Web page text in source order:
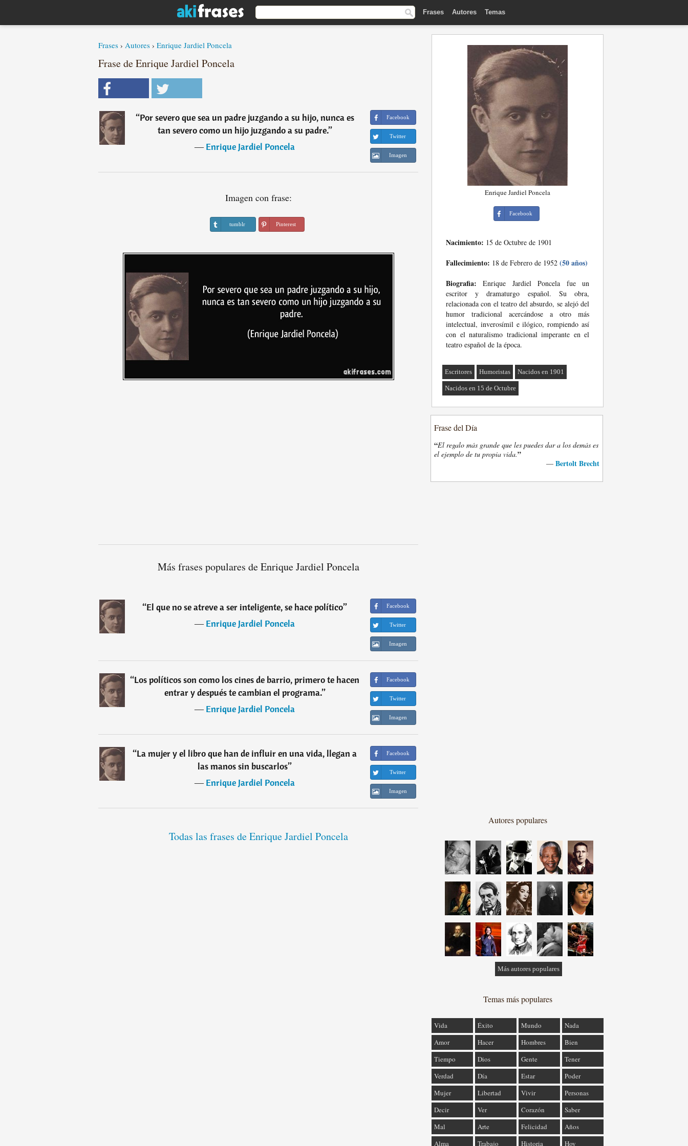
Frases Autores Temas
Frases › Autores › Enrique Jardiel Poncela
Frase de Enrique Jardiel Poncela
“Por severo que sea un padre juzgando a su hijo, nunca es
tan severo como un hijo juzgando a su padre.”
―Enrique Jardiel Poncela
Facebook
Twitter
Imagen
Imagen con frase:
tumblr Pinterest
Más frases populares de Enrique Jardiel Poncela
“El que no se atreve a ser inteligente, se hace político”
―Enrique Jardiel Poncela
Facebook
Twitter
Imagen
“Los políticos son como los cines de barrio, primero te hacen
entrar y después te cambian el programa.”
―Enrique Jardiel Poncela
Facebook
Twitter
Imagen
“La mujer y el libro que han de influir en una vida, llegan a
las manos sin buscarlos”
―Enrique Jardiel Poncela
Facebook
Twitter
Imagen
Todas las frases de Enrique Jardiel Poncela
Enrique Jardiel Poncela
Facebook
Nacimiento: 15 de Octubre de 1901
Fallecimiento: 18 de Febrero de 1952 (50 años)
Biografia: Enrique Jardiel Poncela fue un
escritor y dramaturgo español. Su obra,
relacionada con el teatro del absurdo, se alejó del
humor tradicional acercándose a otro más
intelectual, inverosímil e ilógico, rompiendo así
con el naturalismo tradicional imperante en el
teatro español de la época.
Escritores Humoristas Nacidos en 1901
Nacidos en 15 de Octubre
Frase del Día
“El regalo más grande que les puedes dar a los demás es
el ejemplo de tu propia vida.”
— Bertolt Brecht
Autores populares
Más autores populares
Temas más populares
Vida Éxito Mundo
Nada
Amor
Hacer Hombres
Bien
Tiempo
Dios Gente
Tener
Verdad
Día Estar
Poder
Mujer
Libertad Vivir
Personas
Decir
Ver Corazón
Saber
Mal
Arte Felicidad
Años
Alma
Trabajo Historia Hoy